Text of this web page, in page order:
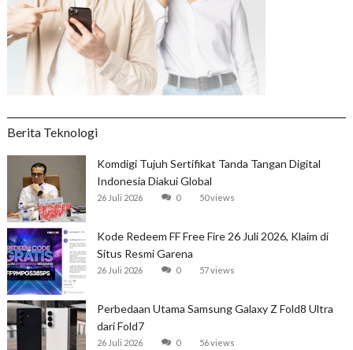
Berita Teknologi
Komdigi Tujuh Sertifikat Tanda Tangan Digital
Indonesia Diakui Global
26 Juli 2026 0 50 views
Kode Redeem FF Free Fire 26 Juli 2026, Klaim di
Situs Resmi Garena
26 Juli 2026 0 57 views
Perbedaan Utama Samsung Galaxy Z Fold8 Ultra
dari Fold7
26 Juli 2026 0 56 views